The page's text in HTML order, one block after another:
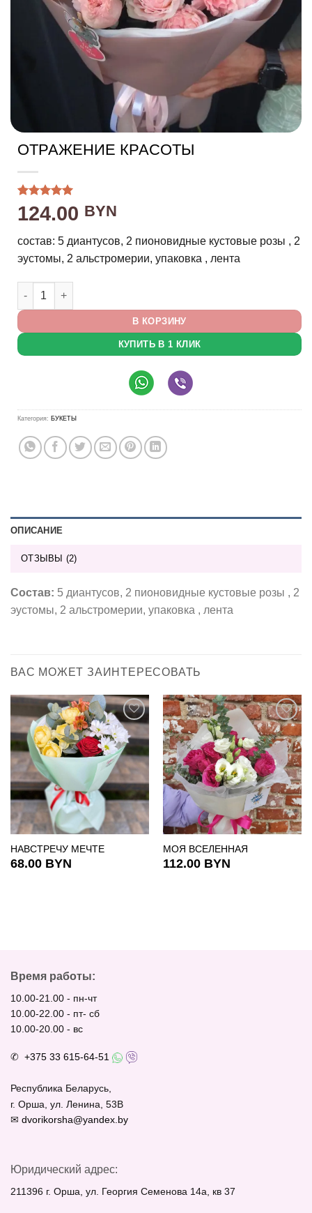
ОТРАЖЕНИЕ КРАСОТЫ
Рейтинг
5.00из 5
опроса
2
124.00 BYN
состав: 5 диантусов, 2 пионовидные кустовые розы , 2
эустомы, 2 альстромерии, упаковка , лента
Количество товара Отражение красоты
В КОРЗИНУ
КУПИТЬ В 1 КЛИК
Категория: БУКЕТЫ
ОПИСАНИЕ
ОТЗЫВЫ (2)
Состав: 5 диантусов, 2 пионовидные кустовые розы , 2
эустомы, 2 альстромерии, упаковка , лента
ВАС МОЖЕТ ЗАИНТЕРЕСОВАТЬ
НАВСТРЕЧУ МЕЧТЕ
68.00 BYN
МОЯ ВСЕЛЕННАЯ
112.00 BYN
Время работы:
10.00-21.00 - пн-чт
10.00-22.00 - пт- сб
10.00-20.00 - вс
✆ +375 33 615-64-51
Республика Беларусь,
г. Орша, ул. Ленина, 53В
✉ dvorikorsha@yandex.by
Юридический адрес:
211396 г. Орша, ул. Георгия Семенова 14а, кв 37